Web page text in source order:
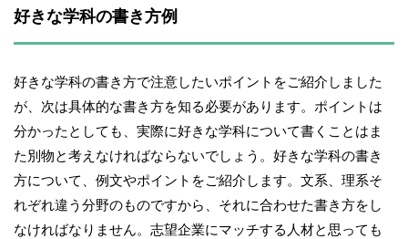
好きな学科の書き方例
好きな学科の書き方で注意したいポイントをご紹介しました
が、次は具体的な書き方を知る必要があります。ポイントは
分かったとしても、実際に好きな学科について書くことはま
た別物と考えなければならないでしょう。好きな学科の書き
方について、例文やポイントをご紹介します。文系、理系そ
れぞれ違う分野のものですから、それに合わせた書き方をし
なければなりません。志望企業にマッチする人材と思っても